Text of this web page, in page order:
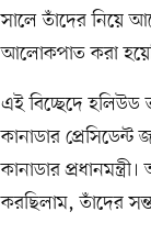
সালে তাঁদের নিয়ে
আলোকপাত করা
এই বিচ্ছেদে হলিউড
কানাডার প্রেসিডেন্ট
কানাডার
করছিলাম, তাঁদের